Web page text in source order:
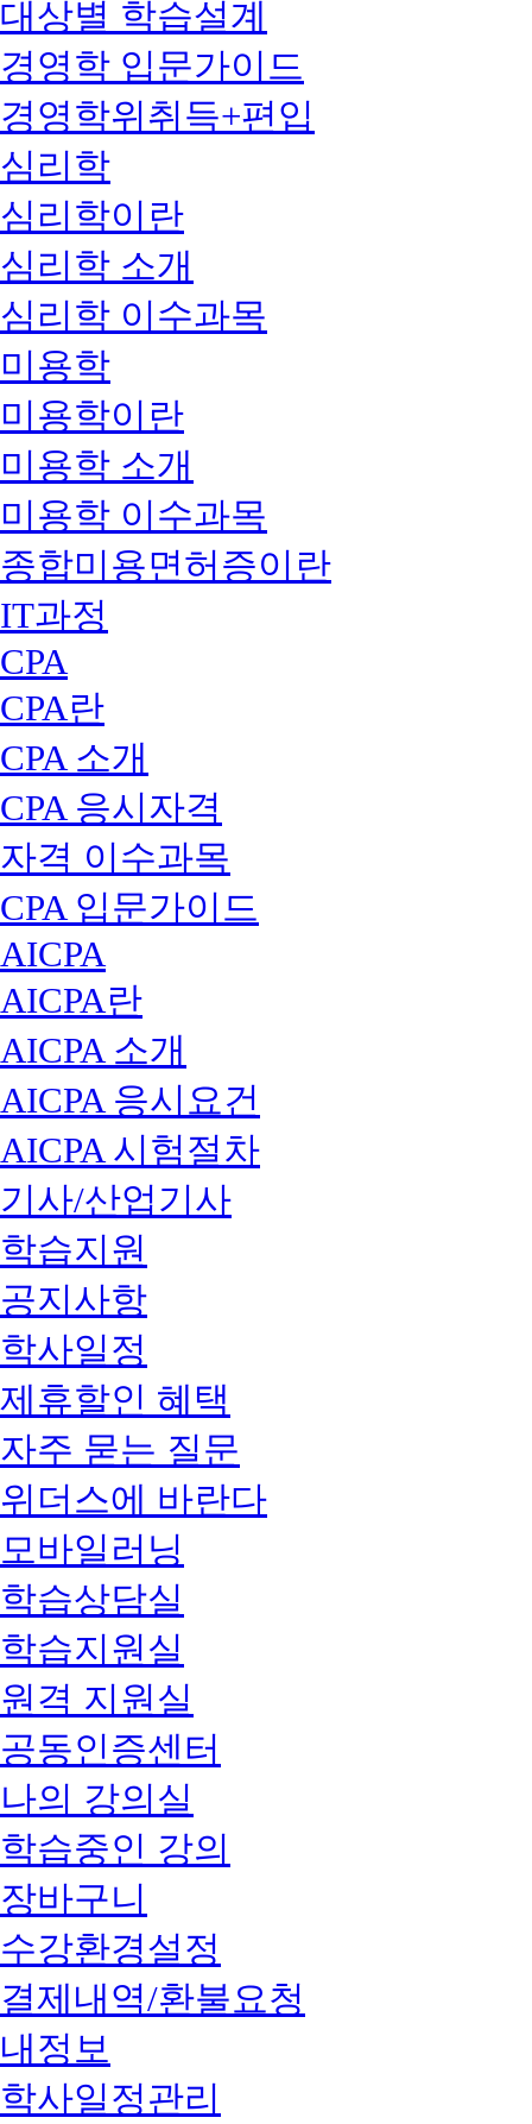
대상별 학습설계
경영학 입문가이드
경영학위취득+편입
심리학
심리학이란
심리학 소개
심리학 이수과목
미용학
미용학이란
미용학 소개
미용학 이수과목
종합미용면허증이란
IT과정
CPA
CPA란
CPA 소개
CPA 응시자격
자격 이수과목
CPA 입문가이드
AICPA
AICPA란
AICPA 소개
AICPA 응시요건
AICPA 시험절차
기사/산업기사
학습지원
공지사항
학사일정
제휴할인 혜택
자주 묻는 질문
위더스에 바란다
모바일러닝
학습상담실
학습지원실
원격 지원실
공동인증센터
나의 강의실
학습중인 강의
장바구니
수강환경설정
결제내역/환불요청
내정보
학사일정관리